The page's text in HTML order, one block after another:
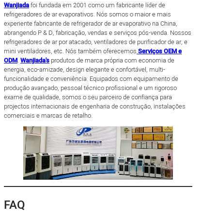
Wanjiadafoi fundada em 2001 como um fabricante líder de
refrigeradores de ar evaporativos. Nós somos o maior e mais
experiente fabricante de refrigerador de ar evaporativo na China,
abrangendo P & D, fabricação, vendas e serviços pós-venda. Nossos
refrigeradores de ar por atacado, ventiladores de purificador de ar, e
mini ventiladores, etc. Nós também oferecemos Serviços OEM e
ODM. Wanjiada's produtos de marca própria com economia de
energia, eco-amizade, design elegante e confortável, multi-
funcionalidade e conveniência. Equipados com equipamento de
produção avançado, pessoal técnico profissional e um rigoroso
exame de qualidade, somos o seu parceiro de confiança para
projectos internacionais de engenharia de construção, instalações
comerciais e marcas de retalho.
FAQ